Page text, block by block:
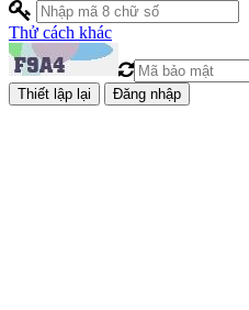
Thử cách khác
Đăng nhập